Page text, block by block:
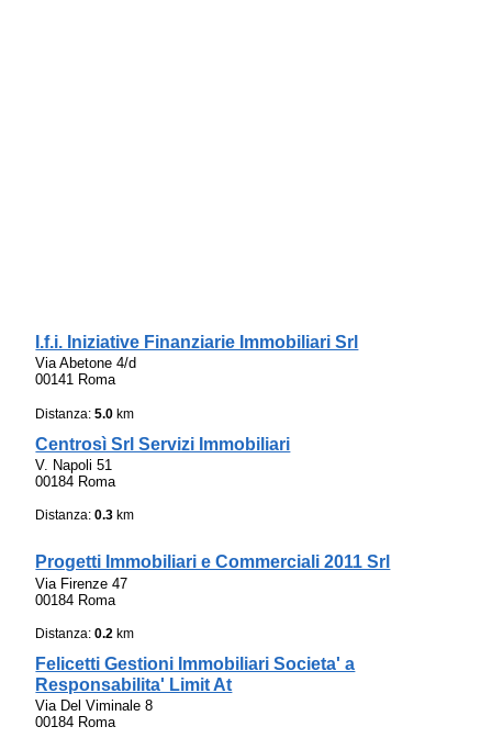
I.f.i. Iniziative Finanziarie Immobiliari Srl
Via Abetone 4/d
00141 Roma
Distanza:5.0 km
Centrosì Srl Servizi Immobiliari
V. Napoli 51
00184 Roma
Distanza:0.3 km
Progetti Immobiliari e Commerciali 2011 Srl
Via Firenze 47
00184 Roma
Distanza:0.2 km
Felicetti Gestioni Immobiliari Societa' a
Responsabilita' Limit At
Via Del Viminale 8
00184 Roma